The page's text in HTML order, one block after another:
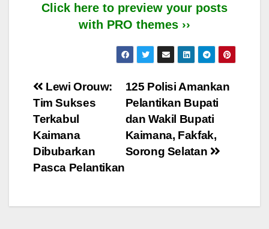
Click here to preview your posts
with PRO themes ››
Post
navigation
125 Polisi Amankan
Pelantikan Bupati
dan Wakil Bupati
Kaimana, Fakfak,
Sorong Selatan
Lewi Orouw:
Tim Sukses
Terkabul
Kaimana
Dibubarkan
Pasca Pelantikan